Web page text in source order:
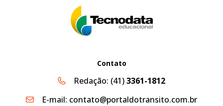
Contato
Redação: (41)3361-1812
E-mail: contato@portaldotransito.com.br